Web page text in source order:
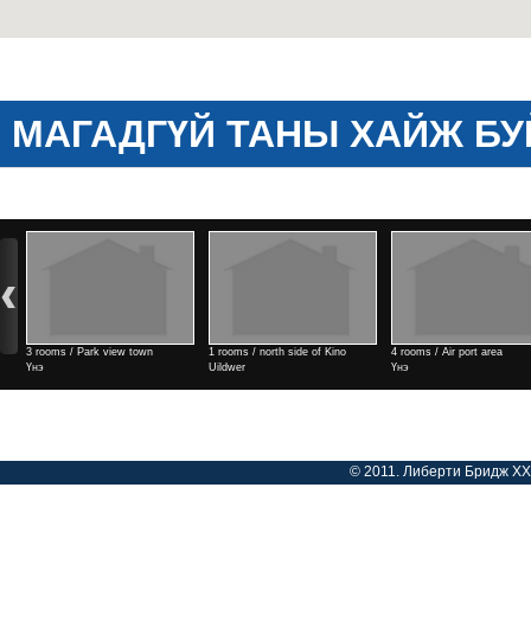
МАГАДГҮЙ ТАНЫ ХАЙЖ
3 rooms / Park view town
Үнэ
1 rooms / north side of Kino
Uildwer
4 rooms / Air port area
Үнэ
© 2011. Либерти Бридж